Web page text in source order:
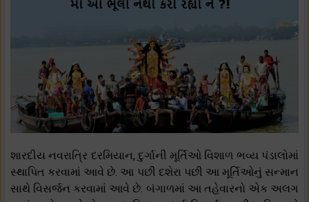
શારદીય નવરાત્રિ દરમિયાન, દુર્ગાની મૂર્તિઓ વિશાળ ભવ્ય પંડાલોમાં
સ્થાપિત કરવામાં આવે છે. આ પછી દશેરા પછી આ મૂર્તિઓનું સન્માન
સાથે વિસર્જન કરવામાં આવે છે. બંગાળમાં આ તહેવારનો એક અલગ